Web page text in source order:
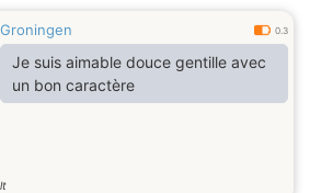
Groningen 0.3
Je suis aimable douce gentille avec
un bon caractère